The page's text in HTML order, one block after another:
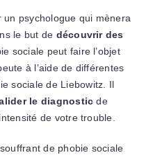
un psychologue qui mènera
le but de découvrir des
sociale peut faire l’objet
à l’aide de différentes
sociale de Liebowitz. Il
le diagnostic de
de votre trouble.
de phobie sociale